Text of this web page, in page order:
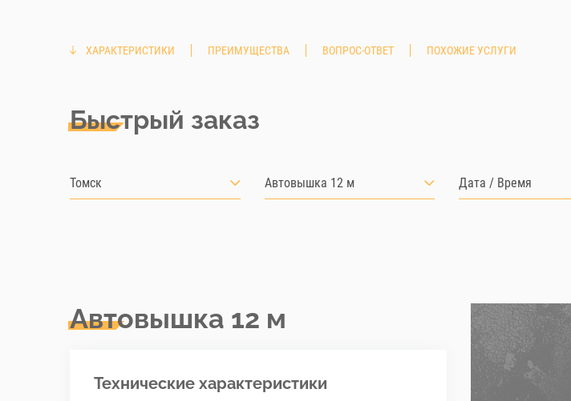
ХАРАКТЕРИСТИКИ ПРЕИМУЩЕСТВА ВОПРОС-ОТВЕТ ПОХОЖИЕ УСЛУГИ
Быстрый заказ
Томск Автовышка 12 м
Автовышка 12 м
Технические характеристики